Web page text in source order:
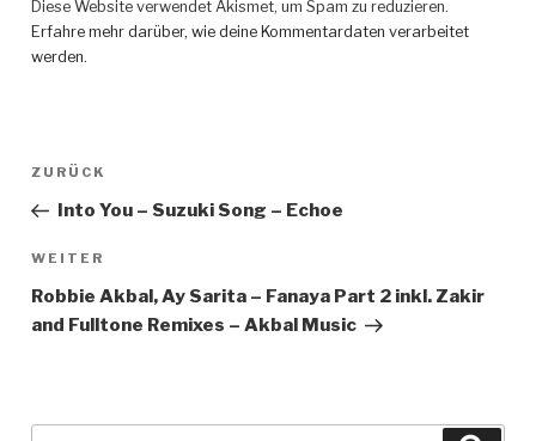
Diese Website verwendet Akismet, um Spam zu reduzieren.
Erfahre mehr darüber, wie deine Kommentardaten verarbeitet
werden.
Beitragsnavigation
Vorheriger
Beitrag
ZURÜCK
Into You – Suzuki Song – Echoe
Nächster
Beitrag
WEITER
Robbie Akbal, Ay Sarita – Fanaya Part 2 inkl. Zakir
and Fulltone Remixes – Akbal Music